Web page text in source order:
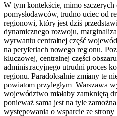
W tym kontekście, mimo
pomysłodawców, trudno uciec od
regionowi, który jest dziś
dynamicznego rozwoju,
wyrwaniu centralnej część
na peryferiach nowego regionu.
kluczowej, centralnej części
administracyjnego utrudni proces
regionu. Paradoksalnie zmiany te
powiatom przyległym. Warszawa
województwo miałaby zamkniętą
ponieważ sama jest na tyle
występowania o wsparcie ze strony